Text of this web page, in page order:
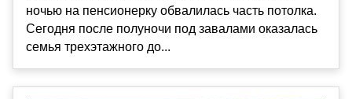
ночью на пенсионерку обвалилась часть потолка.
Сегодня после полуночи под завалами оказалась
семья трехэтажного до...